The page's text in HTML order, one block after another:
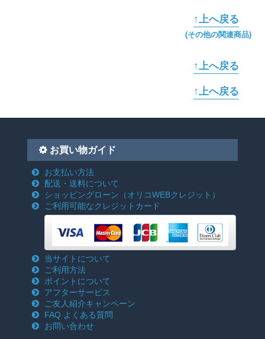
↑上へ戻る
(その他の関連商品)
↑上へ戻る
↑上へ戻る
お買い物ガイド
お支払い方法
配送・送料について
ショッピングローン （オリコWEBクレジット）
ご利用可能なクレジットカード
当サイトについて
ご利用方法
ポイントについて
アフターサービス
ご友人紹介キャンペーン
FAQ よくある質問
お問い合わせ